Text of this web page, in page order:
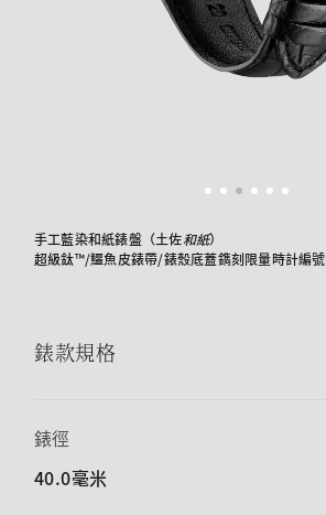
手工藍染和紙錶盤（土佐和紙）
超級鈦™/鱷魚皮錶帶/錶殼底蓋鐫刻限量時計編號
錶款規格
錶徑
40.0毫米